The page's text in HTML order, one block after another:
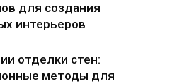
для создания
интерьеров
отделки стен:
методы для